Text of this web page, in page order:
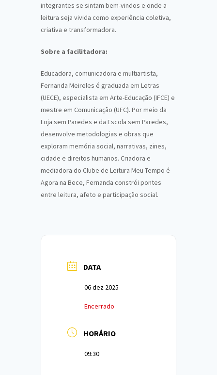
integrantes se sintam bem-vindos e onde a
leitura seja vivida como experiência coletiva,
criativa e transformadora.
Sobre a facilitadora:
Educadora, comunicadora e multiartista,
Fernanda Meireles é graduada em Letras
(UECE), especialista em Arte-Educação (IFCE) e
mestre em Comunicação (UFC). Por meio da
Loja sem Paredes e da Escola sem Paredes,
desenvolve metodologias e obras que
exploram memória social, narrativas, zines,
cidade e direitos humanos. Criadora e
mediadora do Clube de Leitura Meu Tempo é
Agora na Bece, Fernanda constrói pontes
entre leitura, afeto e participação social.
DATA
06 dez 2025
Encerrado
HORÁRIO
09:30